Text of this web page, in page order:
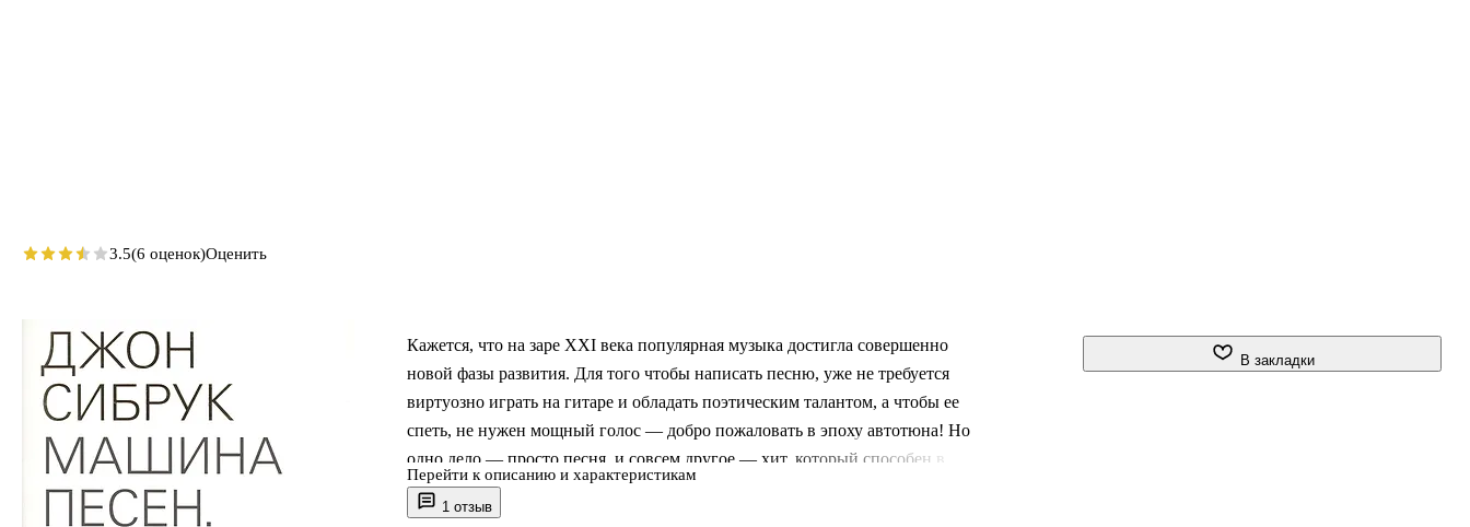
1 отзыв
Кажется, что на заре XXI века популярная музыка достигла совершенно
новой фазы развития. Для того чтобы написать песню, уже не требуется
виртуозно играть на гитаре и обладать поэтическим талантом, а чтобы ее
спеть, не нужен мощный голос — добро пожаловать в эпоху автотюна! Но
одно дело — просто песня, и совсем другое — хит, который способен в
одночасье прославить исполнителя и сделать миллионером ее автора. Кстати,
кто создает все эти шедевры? .В своей книге «Машина песен. Внутри
Перейти к описанию и характеристикам
3.5(6 оценок)Оценить
В закладки